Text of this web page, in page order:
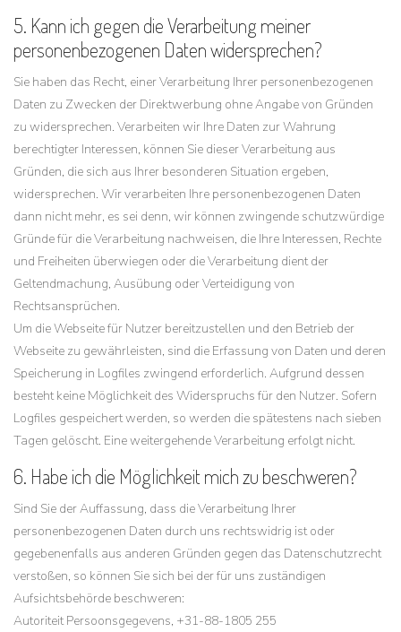
5. Kann ich gegen die Verarbeitung meiner
personenbezogenen Daten widersprechen?
Sie haben das Recht, einer Verarbeitung Ihrer personenbezogenen
Daten zu Zwecken der Direktwerbung ohne Angabe von Gründen
zu widersprechen. Verarbeiten wir Ihre Daten zur Wahrung
berechtigter Interessen, können Sie dieser Verarbeitung aus
Gründen, die sich aus Ihrer besonderen Situation ergeben,
widersprechen. Wir verarbeiten Ihre personenbezogenen Daten
dann nicht mehr, es sei denn, wir können zwingende schutzwürdige
Gründe für die Verarbeitung nachweisen, die Ihre Interessen, Rechte
und Freiheiten überwiegen oder die Verarbeitung dient der
Geltendmachung, Ausübung oder Verteidigung von
Rechtsansprüchen.
Um die Webseite für Nutzer bereitzustellen und den Betrieb der
Webseite zu gewährleisten, sind die Erfassung von Daten und deren
Speicherung in Logfiles zwingend erforderlich. Aufgrund dessen
besteht keine Möglichkeit des Widerspruchs für den Nutzer. Sofern
Logfiles gespeichert werden, so werden die spätestens nach sieben
Tagen gelöscht. Eine weitergehende Verarbeitung erfolgt nicht.
6. Habe ich die Möglichkeit mich zu beschweren?
Sind Sie der Auffassung, dass die Verarbeitung Ihrer
personenbezogenen Daten durch uns rechtswidrig ist oder
gegebenenfalls aus anderen Gründen gegen das Datenschutzrecht
verstoßen, so können Sie sich bei der für uns zuständigen
Aufsichtsbehörde beschweren:
Autoriteit Persoonsgegevens, +31-88-1805 255